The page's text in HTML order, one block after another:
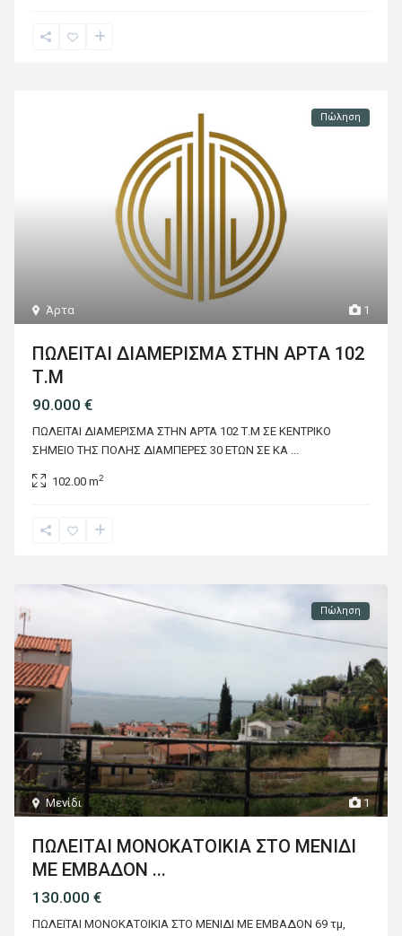
1
Άρτα
Πώληση
ΠΩΛΕΙΤΑΙ ΔΙΑΜΕΡΙΣΜΑ ΣΤΗΝ ΑΡΤΑ 102
Τ.Μ
90.000 €
ΠΩΛΕΙΤΑΙ ΔΙΑΜΕΡΙΣΜΑ ΣΤΗΝ ΑΡΤΑ 102 Τ.Μ ΣΕ ΚΕΝΤΡΙΚΟ
ΣΗΜΕΙΟ ΤΗΣ ΠΟΛΗΣ ΔΙΑΜΠΕΡΕΣ 30 ΕΤΩΝ ΣΕ ΚΑ
102.00 m2
1
Μενίδι
Πώληση
ΠΩΛΕΙΤΑΙ ΜΟΝΟΚΑΤΟΙΚΙΑ ΣΤΟ ΜΕΝΙΔΙ
ΜΕ ΕΜΒΑΔΟΝ ...
130.000 €
ΠΩΛΕΙΤΑΙ ΜΟΝΟΚΑΤΟΙΚΙΑ ΣΤΟ ΜΕΝΙΔΙ ΜΕ ΕΜΒΑΔΟΝ 69 τμ,